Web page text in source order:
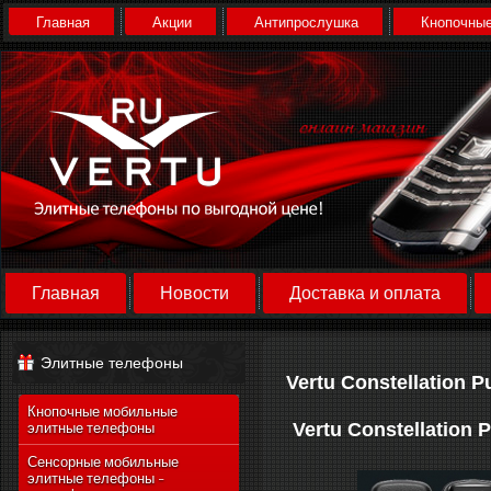
Главная Акции Антипрослушка
Главная Новости Доставка и оплата
Элитные телефоны
Кнопочные мобильные
элитные телефоны
Сенсорные мобильные
элитные телефоны -
Vertu Constellation
Vertu Constellation